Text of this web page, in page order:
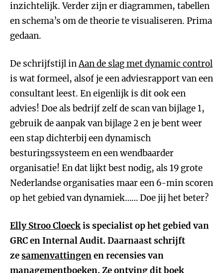
inzichtelijk. Verder zijn er diagrammen, tabellen
en schema’s om de theorie te visualiseren. Prima
gedaan.
De schrijfstijl inAan de slag met dynamic control
is wat formeel, alsof je een adviesrapport van een
consultant leest. En eigenlijk is dit ook een
advies! Doe als bedrijf zelf de scan van bijlage 1,
gebruik de aanpak van bijlage 2 en je bent weer
een stap dichterbij een dynamisch
besturingssysteem en een wendbaarder
organisatie! En dat lijkt best nodig, als 19 grote
Nederlandse organisaties maar een 6-min scoren
op het gebied van dynamiek…… Doe jij het beter?
Elly Stroo Cloeckis specialist op het gebied van
GRC en Internal Audit. Daarnaast schrijft
zesamenvattingenen recensies van
managementboeken. Ze ontving dit boek